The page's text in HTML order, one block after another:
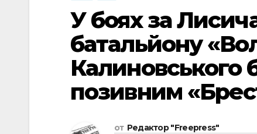
У боях за
батальйону
Калиновського
позивним
от Редактор "Freepress"